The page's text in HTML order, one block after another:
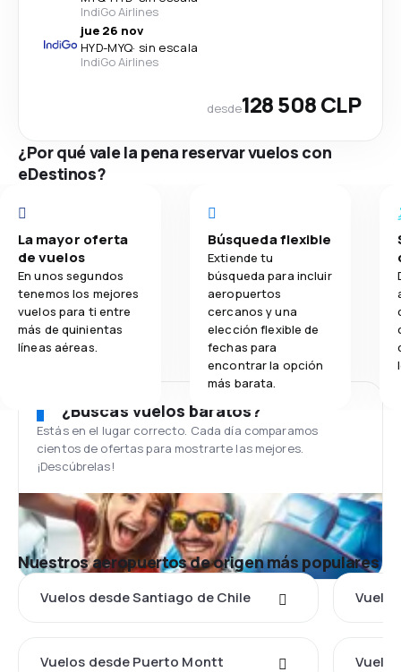
IndiGo Airlines
jue 26 nov
HYD-MYQ· sin escala
IndiGo Airlines
desde128 508 CLP
¿Por qué vale la pena reservar vuelos con
eDestinos?
La mayor oferta
de vuelos
En unos segundos
tenemos los mejores
vuelos para ti entre
más de quinientas
líneas aéreas.
Búsqueda flexible
Extiende tu
búsqueda para incluir
aeropuertos
cercanos y una
elección flexible de
fechas para
encontrar la opción
más barata.
¿Buscas vuelos baratos?
Estás en el lugar correcto. Cada día comparamos
cientos de ofertas para mostrarte las mejores.
¡Descúbrelas!
Nuestros aeropuertos de origen más populares
Vuelos desde Santiago de Chile
Vuelos desde Puerto Montt